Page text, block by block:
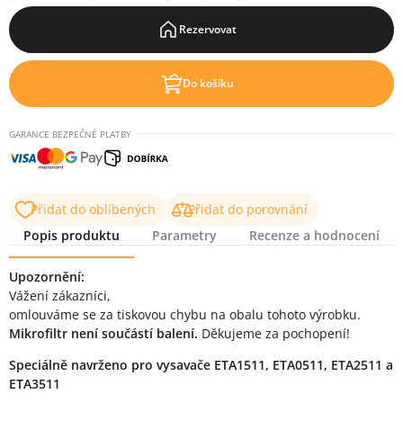
Rezervovat
Do košíku
GARANCE BEZPEČNÉ PLATBY
Přidat do oblíbených
Přidat do porovnání
Popis produktu
Parametry Recenze a hodnocení
Popis produktu
Upozornění:
Vážení zákazníci,
omlouváme se za tiskovou chybu na obalu tohoto výrobku.
Mikrofiltr není součástí balení. Děkujeme za pochopení!
Speciálně navrženo pro vysavače ETA1511, ETA0511, ETA2511 a
ETA3511